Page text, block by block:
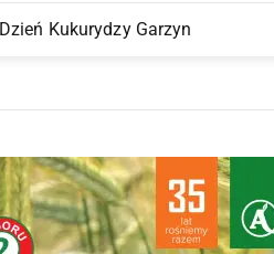
Dzień Kukurydzy Garzyn